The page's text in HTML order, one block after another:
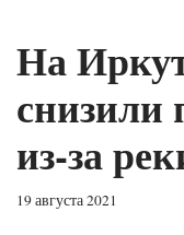
На
снизили
из-за
19 августа 2021